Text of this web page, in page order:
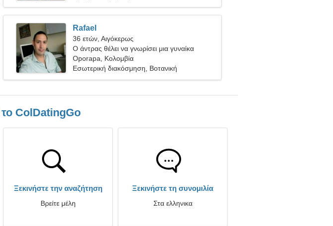
Rafael
36 ετών, Αιγόκερως
Ο άντρας θέλει να γνωρίσει μια γυναίκα
Oporapa, Κολομβία
Εσωτερική διακόσμηση, Βοτανική
το ColDatingGo
Ξεκινήστε την αναζήτηση
Βρείτε μέλη
Ξεκινήστε τη συνομιλία
Στα ελληνικα